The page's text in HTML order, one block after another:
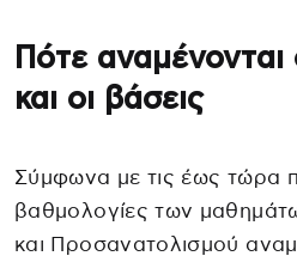
Πότε αναμένονται
και οι βάσεις
Σύμφωνα με τις έως τώρα
βαθμολογίες των
και Προσανατολισμού